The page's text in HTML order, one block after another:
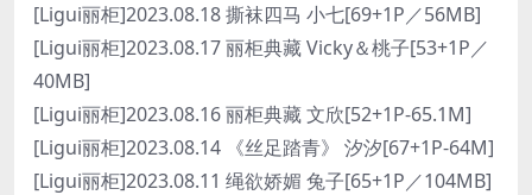
[Ligui丽柜]2023.08.18 撕袜四马 小七[69+1P／56MB]
[Ligui丽柜]2023.08.17 丽柜典藏 Vicky＆桃子[53+1P／
40MB]
[Ligui丽柜]2023.08.16 丽柜典藏 文欣[52+1P-65.1M]
[Ligui丽柜]2023.08.14 《丝足踏青》 汐汐[67+1P-64M]
[Ligui丽柜]2023.08.11 绳欲娇媚 兔子[65+1P／104MB]